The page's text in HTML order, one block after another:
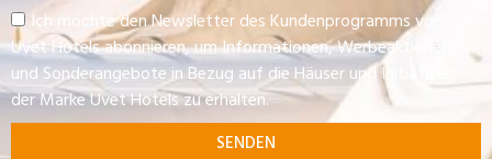
Ich möchte den Newsletter des Kundenprogramms von
Uvet Hotels abonnieren, um Informationen, Werbeaktionen
und Sonderangebote in Bezug auf die Häuser und Initiativen
der Marke Uvet Hotels zu erhalten.
SENDEN